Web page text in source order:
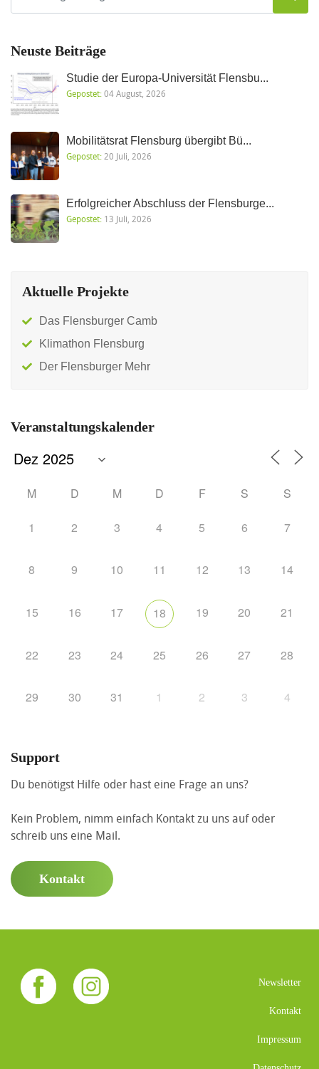
Neuste Beiträge
Studie der Europa-Universität Flensbu...
Gepostet:04 August, 2026
Mobilitätsrat Flensburg übergibt Bü...
Gepostet: 20 Juli, 2026
Erfolgreicher Abschluss der Flensburge...
Gepostet: 13 Juli, 2026
Aktuelle Projekte
Das Flensburger Camb
Klimathon Flensburg
Der Flensburger Mehr
Veranstaltungskalender
M D M D F S S
1 2 3 4 5 6 7
8 9 10 11 12 13 14
15 16 17 18 19 20 21
22 23 24 25 26 27 28
29 30 31 1 2 3 4
Support
Du benötigst Hilfe oder hast eine Frage an uns?
Kein Problem, nimm einfach Kontakt zu uns auf oder
schreib uns eine Mail.
Kontakt
Newsletter
Kontakt
Impressum